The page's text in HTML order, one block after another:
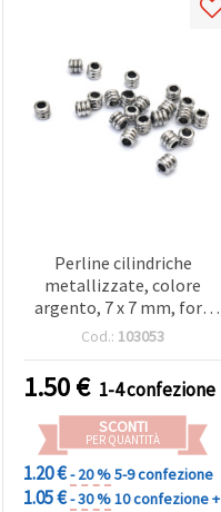
Perline cilindriche
metallizzate, colore
argento, 7 x 7 mm, foro
3,5 mm - 50 g (~280 pz)
Cod.: 103053
1.50€ 1-4 confezione
SCONTI
PER QUANTITÀ
1.20 €- 20 %5-9 confezione
1.05 €- 30 %10 confezione +